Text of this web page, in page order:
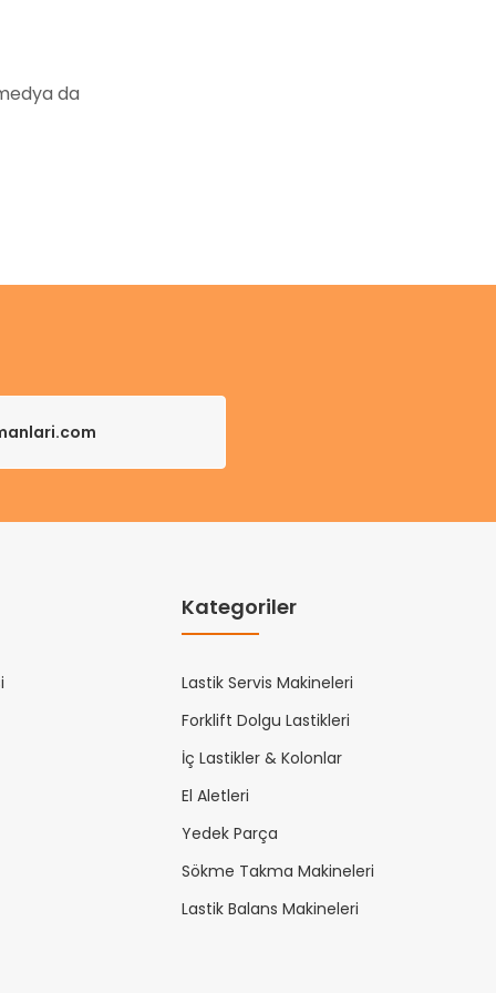
da
Kategoriler
Lastik Servis Makineleri
Forklift Dolgu Lastikleri
İç Lastikler & Kolonlar
El Aletleri
Yedek Parça
Sökme Takma Makineleri
Lastik Balans Makineleri